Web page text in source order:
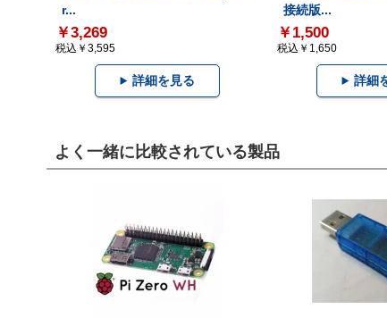
r...
￥3,269
税込￥3,595
詳細を見る
接続版...
￥1,500
税込￥1,650
詳細
よく一緒に比較されている製品